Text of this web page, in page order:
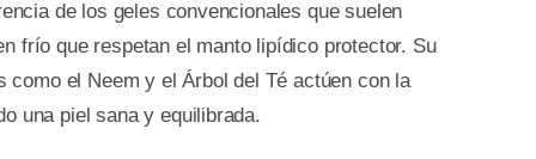
de los geles convencionales que suelen
frío que respetan el manto lipídico protector. Su
el Neem y el Árbol del Té actúen con la
una piel sana y equilibrada.